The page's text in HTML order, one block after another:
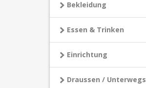
Bekleidung
Essen & Trinken
Einrichtung
Draussen / Unterwegs